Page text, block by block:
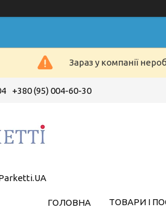
Зараз у компанії
+380 (95) 004-60-30
ГОЛОВНА ТОВАРИ І